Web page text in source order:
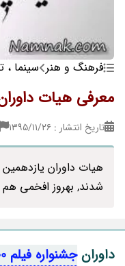
فرهنگ و هنر سینما ،
معرفی هیات داوران
تاریخ انتشار : ۱۳۹۵/۱۱/۲۶
شدند, بهروز افخمی
داورانجشنواره فیلم 100